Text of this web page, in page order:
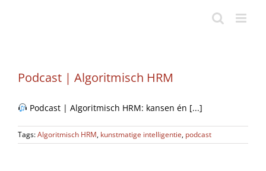
Podcast | Algoritmisch HRM
Podcast | Algoritmisch HRM: kansen én [...]
Tags:Algoritmisch HRM, kunstmatige intelligentie, podcast